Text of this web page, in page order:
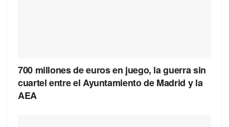
700 millones de euros en juego, la guerra sin
cuartel entre el Ayuntamiento de Madrid y la
AEA